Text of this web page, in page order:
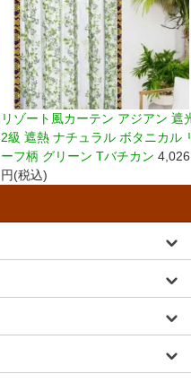
リゾート風カーテン アジアン 遮
2級 遮熱 ナチュラル ボタニカル
ーフ柄 グリーン Tバチカン 4,026
円(税込)